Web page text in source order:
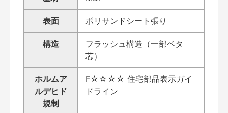
表面 ポリサンドシート張り
構造
フラッシュ構造（一部ベタ
芯）
ホルムア
ルデヒド
規制
F☆☆☆☆ 住宅部品表示ガイ
ドライン